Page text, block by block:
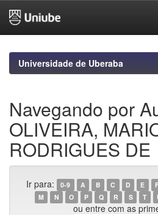
navigationUniversidade de Uberaba
Navegando por
OLIVEIRA,
RODRIGUES DE
Ir para: 0-9 A B C D E F
M
N O P Q R S T
ou entre com as